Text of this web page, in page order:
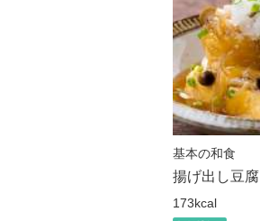
基本の和食
揚げ出し豆腐
173kcal